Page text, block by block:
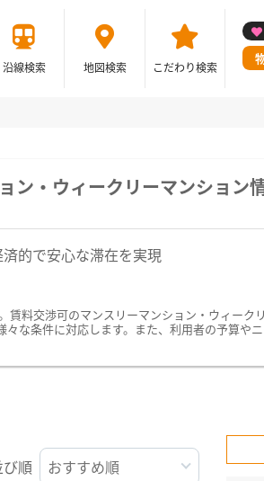
沿線検索 地図検索 こだわり検索
ン・ウィークリーマンション
的で安心な滞在を実現
料交渉可のマンスリーマンション・ウィーク
な条件に対応します。また、利用者の予算や
び順